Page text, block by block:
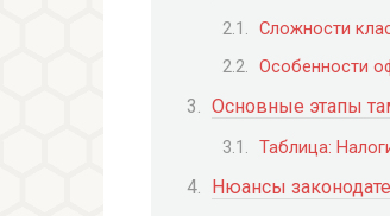
Сложности
Особенности
Основные этапы
Таблица:
Нюансы